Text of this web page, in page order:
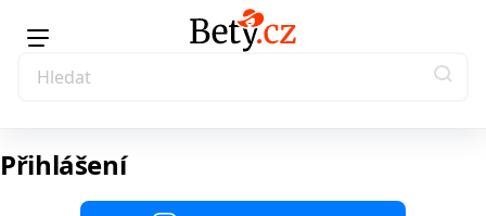
Přihlášení